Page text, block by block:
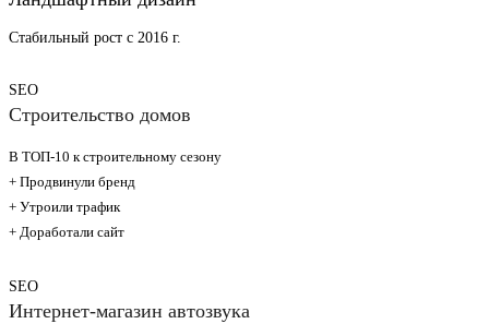
Стабильный рост с 2016 г.
SEO
Строительство домов
В ТОП-10 к строительному сезону
+ Продвинули бренд
+ Утроили трафик
+ Доработали сайт
SEO
Интернет-магазин автозвука